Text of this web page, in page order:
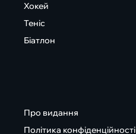
Хокей
Теніс
Біатлон
Про видання
Політика конфіденційності